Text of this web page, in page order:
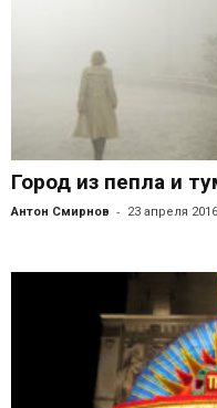
Город из пепла и
Антон Смирнов - 23 апреля 2016